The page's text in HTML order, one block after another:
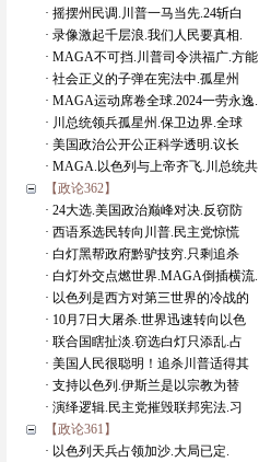
· 摇摆州民调.川普一马当先.24斩白
· 录像激起千层浪.我们人民要真相.
· MAGA不可挡.川普司令洪福广.方能
· 社会正义的子弹在宪法中.孤星州
· MAGA运动席卷全球.2024一劳永逸.
· 川总统领兵孤星州.保卫边界.全球
· 美国政治公开公正科学透明.议长
· MAGA.以色列与上帝齐飞.川总统共
【政论362】
· 24大选.美国政治巅峰对决.反窃防
· 西语系选民转向川普.民主党惊慌
· 白灯黑帮政府黔驴技穷.只剩追杀
· 白灯外交点燃世界.MAGA倒插横流.
· 以色列是西方对第三世界的冷战的
· 10月7日大屠杀.世界迅速转向以色
· 联合国瞎扯淡.窃选白灯只添乱.占
· 美国人民很聪明！追杀川普适得其
· 支持以色列.伊斯兰是以宗教为替
· 演绎逻辑.民主党摧毁联邦宪法.习
【政论361】
· 以色列天兵占领加沙.大局已定.